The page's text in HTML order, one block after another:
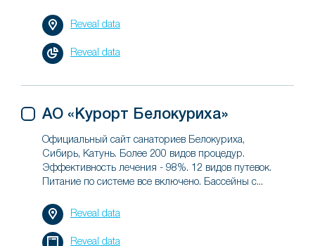
Reveal data
Reveal data
АО «Курорт Белокуриха»
Официальный сайт санаториев Белокуриха,
Сибирь, Катунь. Более 200 видов процедур.
Эффективность лечения - 98%. 12 видов путевок.
Питание по системе все включено. Бассейны с...
Reveal data
Reveal data